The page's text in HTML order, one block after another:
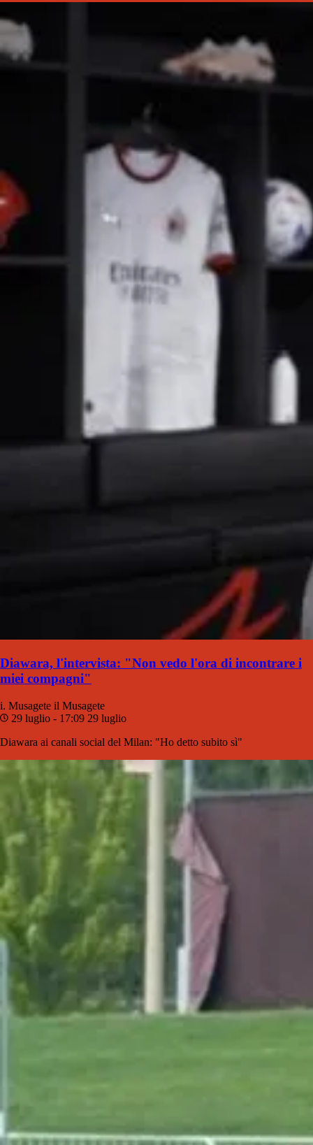
Diawara, l'intervista: "Non vedo l'ora di incontrare i
miei compagni"
i. Musagete il Musagete
29 luglio - 17:09 29 luglio
Diawara ai canali social del Milan: "Ho detto subito sì"